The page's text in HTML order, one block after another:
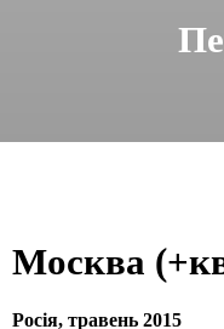
Москва
Росія, травень 2015